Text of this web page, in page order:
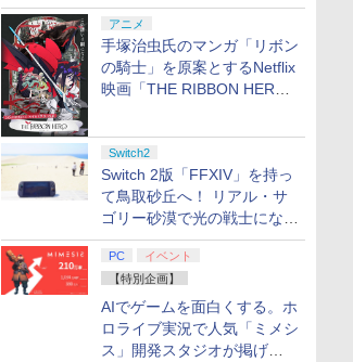
アニメ
手塚治虫氏のマンガ「リボン
の騎士」を原案とするNetflix
映画「THE RIBBON HERO
Switch2
Switch 2版「FFXIV」を持っ
て鳥取砂丘へ！ リアル・サ
ゴリー砂漠で光の戦士になっ
てみた
PC
イベント
【特別企画】
AIでゲームを面白くする。ホ
ロライブ実況で人気「ミメシ
ス」開発スタジオが掲げ